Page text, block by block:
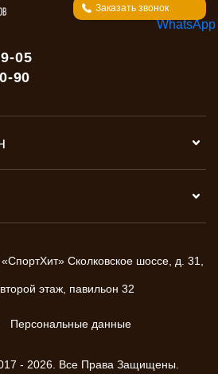
Заказать звонок
05
90
Сколковское шоссе, д. 31,
этаж, павильон 32
Персональные данные
- 2026. Все Права Защищены.